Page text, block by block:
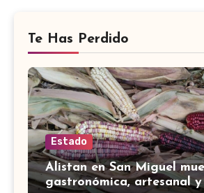
Te Has Perdido
Estado
Alistan en San Miguel
gastronómica, artesanal